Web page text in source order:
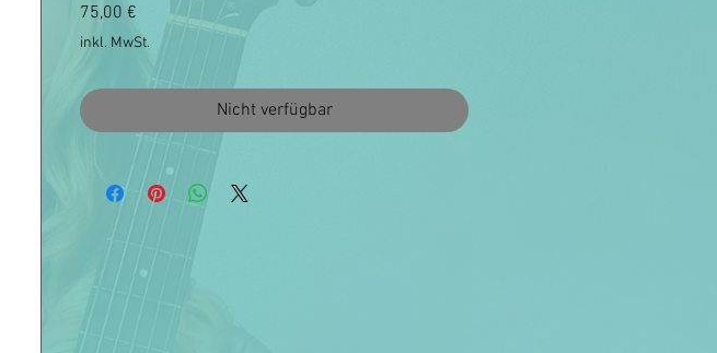
75,00 € Preis
inkl. MwSt.
Nicht verfügbar